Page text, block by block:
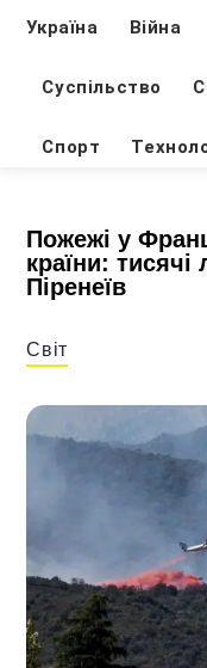
Україна Війна
Суспільство
Спорт
Пожежі у
країни:
Піренеїв
Світ